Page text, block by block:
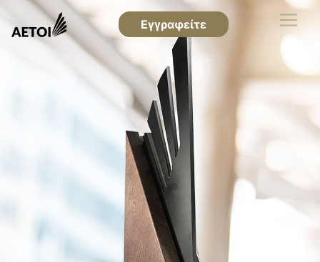
Εγγραφείτε